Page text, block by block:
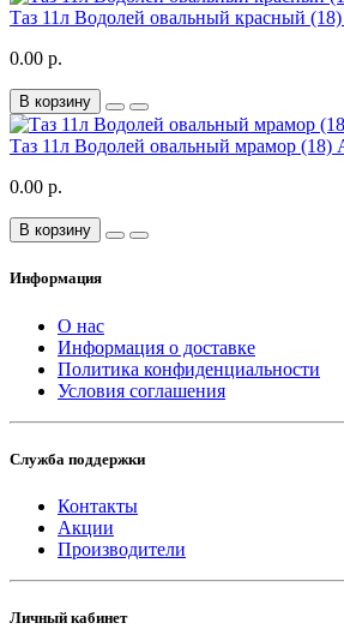
Таз 11л Водолей овальный красный
0.00 р.
В корзину
Таз 11л Водолей овальный мрамор
0.00 р.
В корзину
Информация
О нас
Информация о доставке
Политика конфиденциальности
Условия соглашения
Служба поддержки
Контакты
Акции
Производители
Личный кабинет